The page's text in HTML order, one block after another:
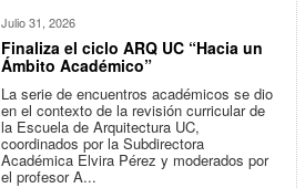
Julio 31, 2026
Finaliza el ciclo ARQ UC “Hacia un
Ámbito Académico”
La serie de encuentros académicos se dio
en el contexto de la revisión curricular de
la Escuela de Arquitectura UC,
coordinados por la Subdirectora
Académica Elvira Pérez y moderados por
el profesor A...